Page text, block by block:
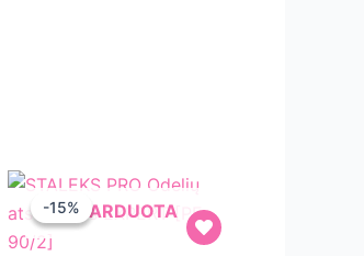
-15%IŠPARDUOTA
-15%